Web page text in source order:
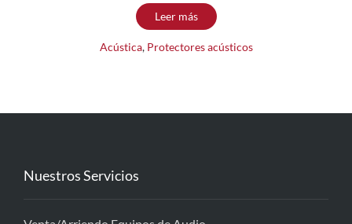
Leer más
Acústica, Protectores acústicos
Nuestros Servicios